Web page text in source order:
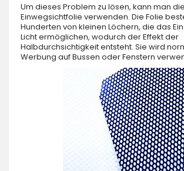
Um dieses Problem zu lösen, kann man die
Einwegsichtfolie verwenden. Die Folie
Hunderten von kleinen Löchern, die das
Licht ermöglichen, wodurch der Effekt der
Halbdurchsichtigkeit entsteht. Sie wird
Werbung auf Bussen oder Fenstern